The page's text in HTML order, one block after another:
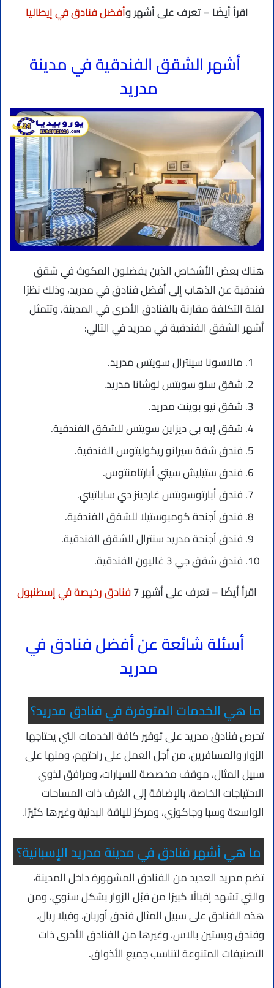
اقرأ أيضًا – تعرف على أشهر وأفضل فنادق في إيطاليا
أشهر الشقق الفندقية في مدينة
مدريد
هناك بعض الأشخاص الذين يفضلون المكوث في شقق
فندقية عن الذهاب إلى أفضل فنادق في مدريد، وذلك نظرًا
لقلة التكلفة مقارنة بالفنادق الأخرى في المدينة، وتتمثل
أشهر الشقق الفندقية في مدريد في التالي:
مالاسونا سينترال سويتس مدريد.
شقق سلو سويتس لوشانا مدريد.
شقق نيو بوينت مدريد.
شقق إيه بي ديزاين سويتس للشقق الفندقية.
فندق شقة سيرانو ريكوليتوس الفندقية.
فندق ستيليش سيتي أبارتامنتوس.
فندق أبارتوسويتس غاردينز دي ساباتيني.
فندق أجنحة كومبوستيلا للشقق الفندقية.
فندق أجنحة مدريد سنترال للشقق الفندقية.
فندق شقق جي 3 غاليون الفندقية.
اقرأ أيضًا – تعرف على أشهر 7 فنادق رخيصة في إسطنبول
أسئلة شائعة عن أفضل فنادق في
مدريد
ما هي الخدمات المتوفرة في فنادق مدريد؟
تحرص فنادق مدريد على توفير كافة الخدمات التي يحتاجها
الزوار والمسافرين، من أجل العمل على راحتهم، ومنها على
سبيل المثال، موقف مخصصة للسيارات، ومرافق لذوي
الاحتياجات الخاصة، بالإضافة إلى الغرف ذات المساحات
الواسعة وسبا وجاكوزي، ومركز للياقة البدنية وغيرها كثيرًا.
ما هي أشهر فنادق في مدينة مدريد الإسبانية؟
تضم مدريد العديد من الفنادق المشهورة داخل المدينة،
والتي تشهد إقبالًا كبيرًا من قبّل الزوار بشكل سنوي، ومن
هذه الفنادق على سبيل المثال فندق أوربان، وفيلا ريال،
وفندق ويستين بالاس، وغيرها من الفنادق الأخرى ذات
التصنيفات المتنوعة لتناسب جميع الأذواق.